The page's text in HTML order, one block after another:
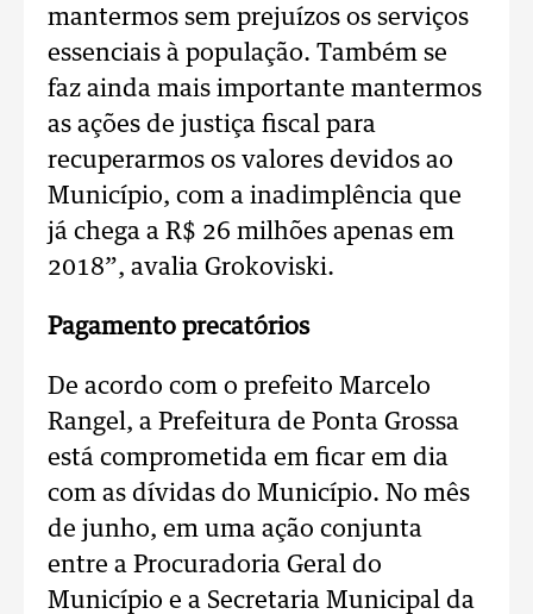
mantermos sem prejuízos os serviços
essenciais à população. Também se
faz ainda mais importante mantermos
as ações de justiça fiscal para
recuperarmos os valores devidos ao
Município, com a inadimplência que
já chega a R$ 26 milhões apenas em
2018”, avalia Grokoviski.
Pagamento precatórios
De acordo com o prefeito Marcelo
Rangel, a Prefeitura de Ponta Grossa
está comprometida em ficar em dia
com as dívidas do Município. No mês
de junho, em uma ação conjunta
entre a Procuradoria Geral do
Município e a Secretaria Municipal da